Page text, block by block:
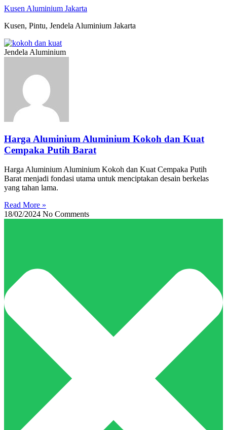
Skip
content
Kusen Aluminium Jakarta
Kusen, Pintu, Jendela Aluminium Jakarta
Jendela Aluminium
Harga Aluminium Aluminium Kokoh dan Kuat
Cempaka Putih Barat
Harga Aluminium Aluminium Kokoh dan Kuat Cempaka Putih
Barat menjadi fondasi utama untuk menciptakan desain berkelas
yang tahan lama.
Read More »
18/02/2024 No Comments